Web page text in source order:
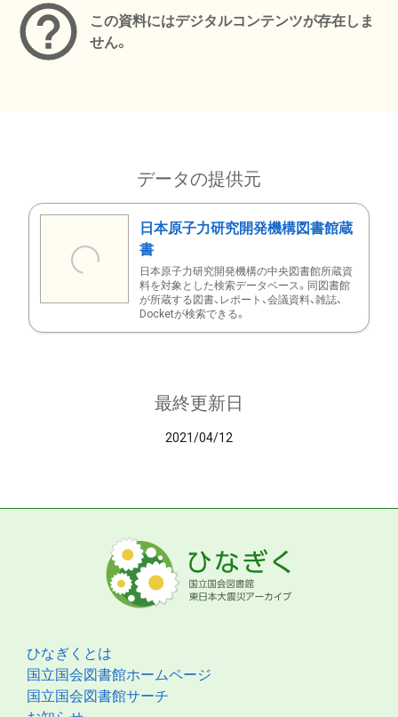
この資料にはデジタルコンテンツが存在しま
せん。
データの提供元
日本原子力研究開発機構図書館蔵
書
日本原子力研究開発機構の中央図書館所蔵資
料を対象とした検索データベース。同図書館
が所蔵する図書、レポート、会議資料、雑誌、
Docketが検索できる。
最終更新日
2021/04/12
ひなぎくとは
国立国会図書館ホームページ
国立国会図書館サーチ